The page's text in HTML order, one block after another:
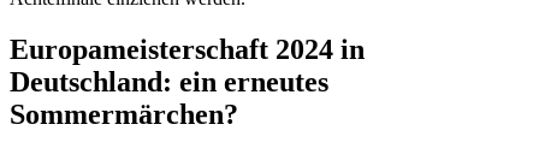
Europameisterschaft 2024 in
Deutschland: ein erneutes
Sommermärchen?